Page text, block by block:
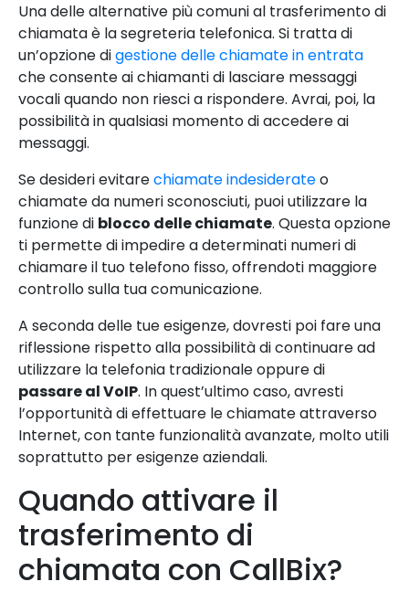
Una delle alternative più comuni al trasferimento di
chiamata è la segreteria telefonica. Si tratta di
un’opzione digestione delle chiamate in entrata
che consente ai chiamanti di lasciare messaggi
vocali quando non riesci a rispondere. Avrai, poi, la
possibilità in qualsiasi momento di accedere ai
messaggi.
Se desideri evitarechiamate indesiderateo
chiamate da numeri sconosciuti, puoi utilizzare la
funzione di blocco delle chiamate. Questa opzione
ti permette di impedire a determinati numeri di
chiamare il tuo telefono fisso, offrendoti maggiore
controllo sulla tua comunicazione.
A seconda delle tue esigenze, dovresti poi fare una
riflessione rispetto alla possibilità di continuare ad
utilizzare la telefonia tradizionale oppure di
passare al VoIP. In quest’ultimo caso, avresti
l’opportunità di effettuare le chiamate attraverso
Internet, con tante funzionalità avanzate, molto utili
soprattutto per esigenze aziendali.
Quando attivare il
trasferimento di
chiamata con CallBix?